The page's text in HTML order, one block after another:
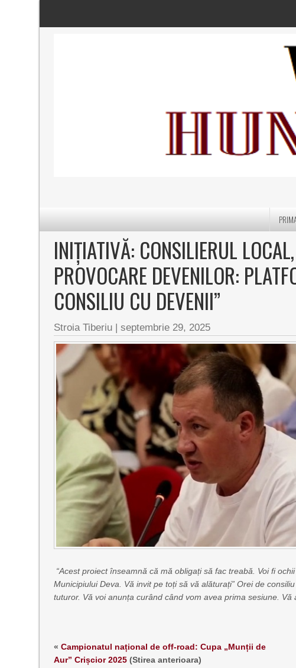
INIȚIATIVĂ: CONSILIERUL
PROVOCARE DEVENILOR:
CONSILIU CU DEVENII”
Stroia Tiberiu |septembrie 29, 2025
“Acest proiect înseamnă că mă obligați să fac treabă. Voi fi
Municipiului Deva. ​Vă invit pe toți să vă alăturați” Orei de
tuturor. Vă voi anunța curând când vom avea prima sesiune. Vă
«Campionatul național de off-road: Cupa „Munții de
Aur” Crișcior 2025 (Stirea anterioara)